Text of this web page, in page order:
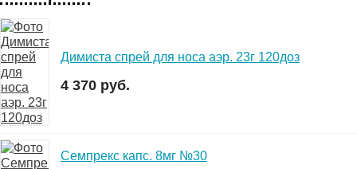
Димиста спрей для носа аэр. 23г 120доз
4 370 руб.
Семпрекс капс. 8мг №30